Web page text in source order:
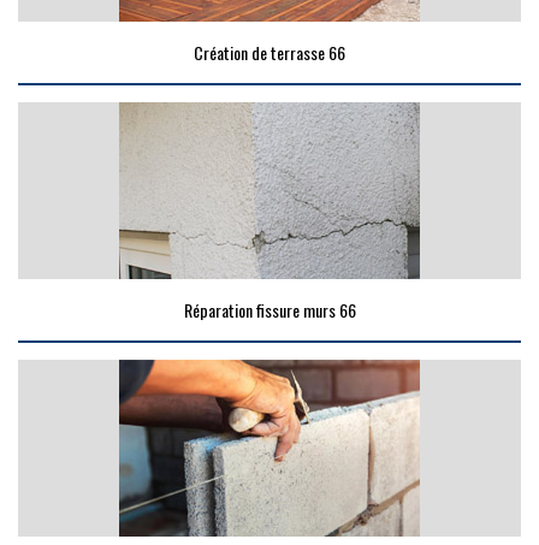
Création de terrasse 66
Réparation fissure murs 66